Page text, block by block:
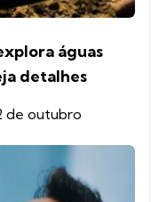
águas
detalhes
de outubro